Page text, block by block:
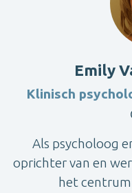
Emily
Klinisch
Als psycholoog
oprichter van en
het centrum